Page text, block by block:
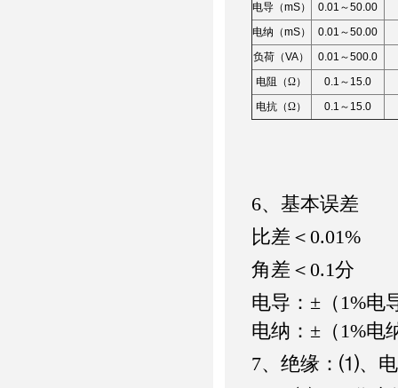
电导（mS） 0.01 ～50.00
电纳（mS） 0.01 ～50.00
负荷（VA） 0.01 ～500.0
电阻（Ω）
0.1 ～ 15.0
电抗（Ω）
0.1 ～ 15.0
6、 基本误差
比差 ＜ 0.01%
角差 ＜ 0.1分
电导：±（ 1%电
电纳：±（ 1%电
7、绝缘：⑴、